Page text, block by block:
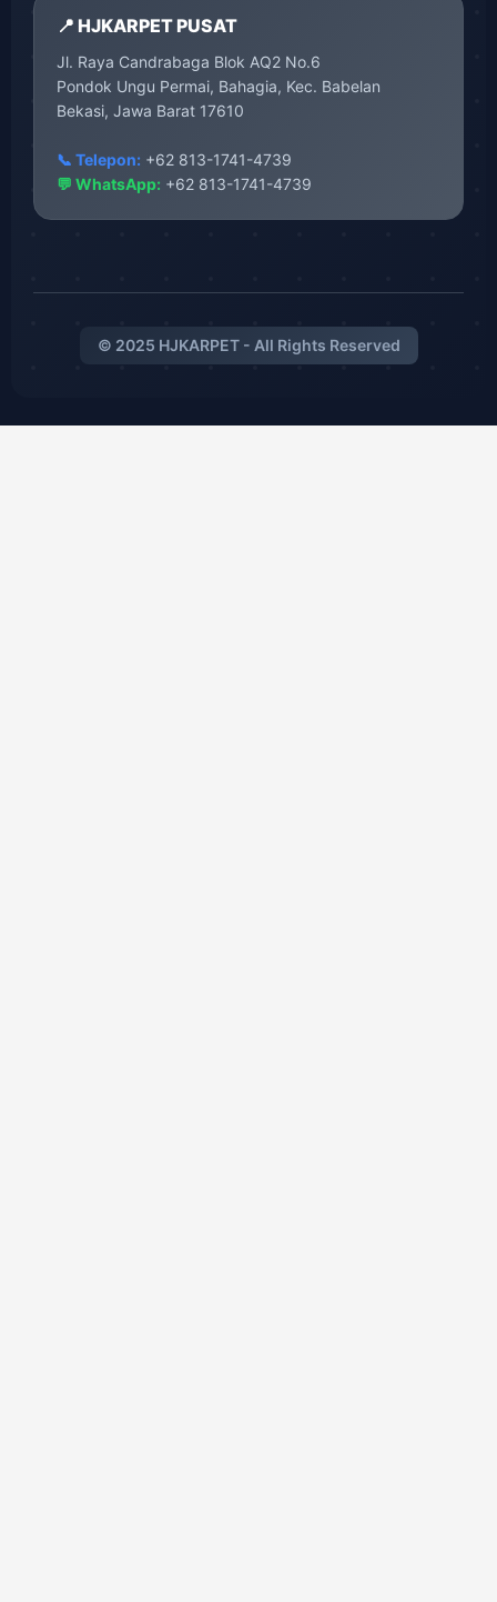
📍 HJKARPET PUSAT
Jl. Raya Candrabaga Blok AQ2 No.6
Pondok Ungu Permai, Bahagia, Kec. Babelan
Bekasi, Jawa Barat 17610
📞 Telepon: +62 813-1741-4739
💬 WhatsApp: +62 813-1741-4739
© 2025 HJKARPET - All Rights Reserved